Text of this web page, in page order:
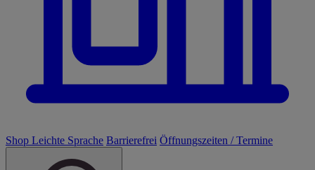
Shop Leichte Sprache Barrierefrei Öffnungszeiten / Termine